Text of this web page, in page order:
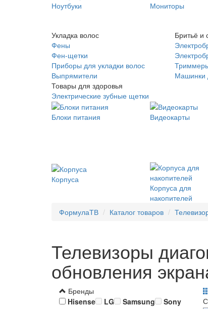
Ноутбуки Мониторы
Укладка волос
Фены
Фен-щетки
Приборы для укладки волос
Выпрямители
Товары для здоровья
Электрические зубные щетки
Бритьё и
Машинки
Блоки питания
Видеокарты
Корпуса
Корпуса для
накопителей
ФормулаТВ Каталог товаров
Телевизоры
обновления
Бренды
Hisense
LG Samsung
Sony